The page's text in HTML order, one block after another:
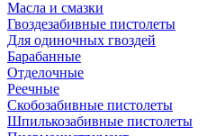
Масла и смазки
Гвоздезабивные пистолеты
Для одиночных гвоздей
Барабанные
Отделочные
Реечные
Скобозабивные пистолеты
Шпилькозабивные пистолеты